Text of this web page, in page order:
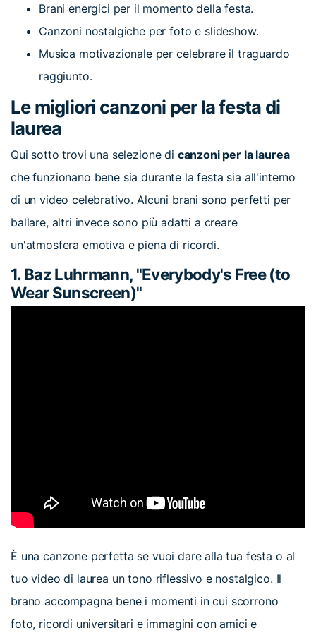
Brani energici per il momento della festa.
Canzoni nostalgiche per foto e slideshow.
Musica motivazionale per celebrare il traguardo
raggiunto.
Le migliori canzoni per la festa di
laurea
Qui sotto trovi una selezione di canzoni per la laurea
che funzionano bene sia durante la festa sia all'interno
di un video celebrativo. Alcuni brani sono perfetti per
ballare, altri invece sono più adatti a creare
un'atmosfera emotiva e piena di ricordi.
1. Baz Luhrmann, "Everybody's Free (to
Wear Sunscreen)"
È una canzone perfetta se vuoi dare alla tua festa o al
tuo video di laurea un tono riflessivo e nostalgico. Il
brano accompagna bene i momenti in cui scorrono
foto, ricordi universitari e immagini con amici e